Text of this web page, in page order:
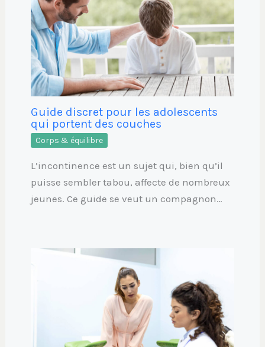
Guide discret pour les adolescents
qui portent des couches
Corps & équilibre
L’incontinence est un sujet qui, bien qu’il
puisse sembler tabou, affecte de nombreux
jeunes. Ce guide se veut un compagnon…